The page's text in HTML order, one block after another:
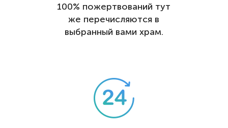
100% пожертвований тут
же перечисляются в
выбранный вами храм.